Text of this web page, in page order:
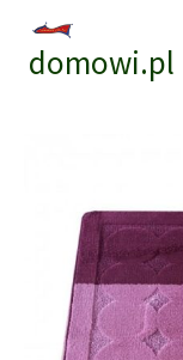
treścidomowi.pl